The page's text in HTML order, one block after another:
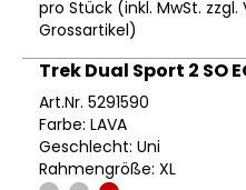
pro Stück (inkl. MwSt. zzgl.
Grossartikel)
Trek Dual Sport 2 SO
Art.Nr. 5291590
Farbe: LAVA
Geschlecht: Uni
Rahmengröße: XL